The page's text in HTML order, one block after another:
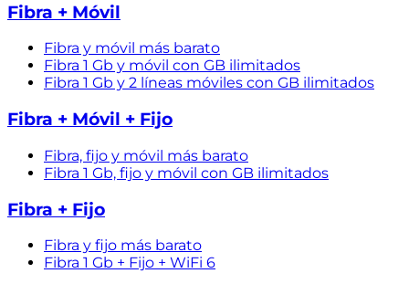
Fibra + Móvil
Fibra y móvil más barato
Fibra 1 Gb y móvil con GB ilimitados
Fibra 1 Gb y 2 líneas móviles con GB ilimitados
Fibra + Móvil + Fijo
Fibra, fijo y móvil más barato
Fibra 1 Gb, fijo y móvil con GB ilimitados
Fibra + Fijo
Fibra y fijo más barato
Fibra 1 Gb + Fijo + WiFi 6